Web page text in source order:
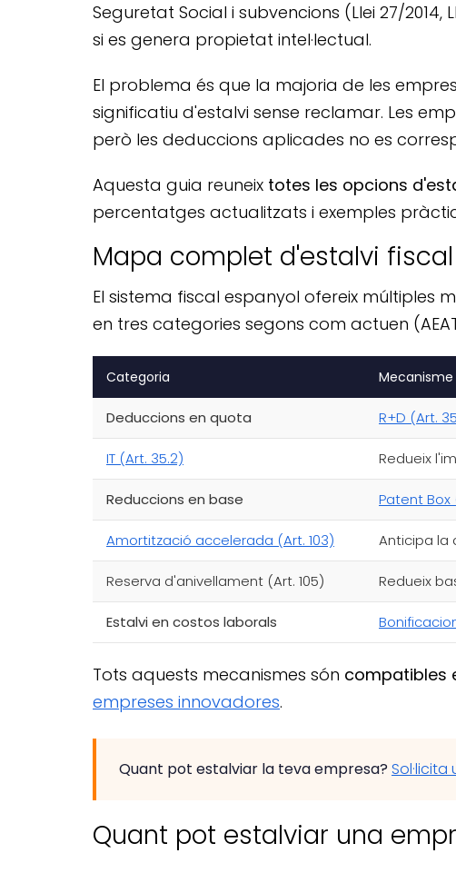
Seguretat Social i subvencions (Llei 27/
si es genera propietat intel·lectual.
El problema és que la majoria de les
significatiu d'estalvi sense reclamar. Les
però les deduccions aplicades no es
Aquesta guia reuneix totes les opcions
percentatges actualitzats i exemples
Mapa complet d'estalvi
El sistema fiscal espanyol ofereix múltiples
en tres categories segons com actuen
Categoria Mecanisme
Deduccions en quota R+D (Art.
IT (Art. 35.2) Redueix
Reduccions en base Patent Box
Amortització accelerada (Art. 103) Anticipa la
Reserva d'anivellament (Art. 105) Redueix
Estalvi en costos laborals
Tots aquests mecanismes són compatibles
empreses innovadores.
Quant pot estalviar la teva empresa?
Quant pot estalviar una